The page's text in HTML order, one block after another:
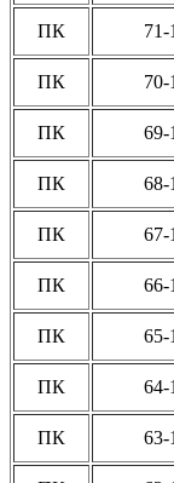
ПК 71-
ПК 70-
ПК 69-
ПК 68-
ПК 67-
ПК 66-
ПК 65-
ПК 64-
ПК 63-